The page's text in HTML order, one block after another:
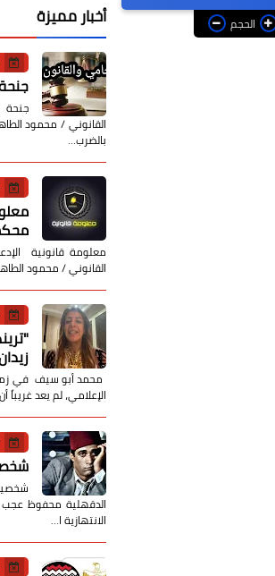
الحجم أخبار مميزة
القانوني / محمود
بالضرب…
معلومة قانونية
القانوني / محمود
محمد أبو سيف ​في
الإعلامي، لم يعد
الدقهلية محفوظ
الانتهازية ا…